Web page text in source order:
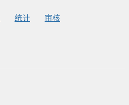
统计 审核